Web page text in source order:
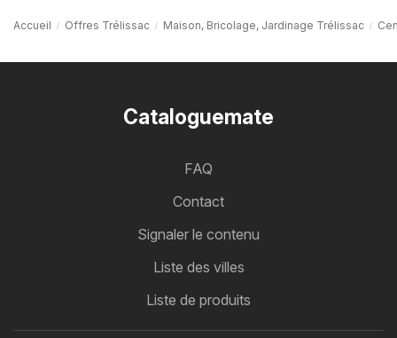
Accueil Offres Trélissac Maison, Bricolage, Jardinage Trélissac
Cataloguemate
FAQ
Contact
Signaler le contenu
Liste des villes
Liste de produits